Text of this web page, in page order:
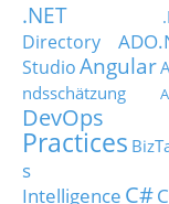
.NET
Directory
StudioAngular
ndsschätzung
DevOps
Practices
s
Intelligence C#